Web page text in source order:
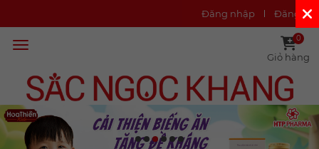
Đăng nhập Đăng ký
Giỏ hàng
0